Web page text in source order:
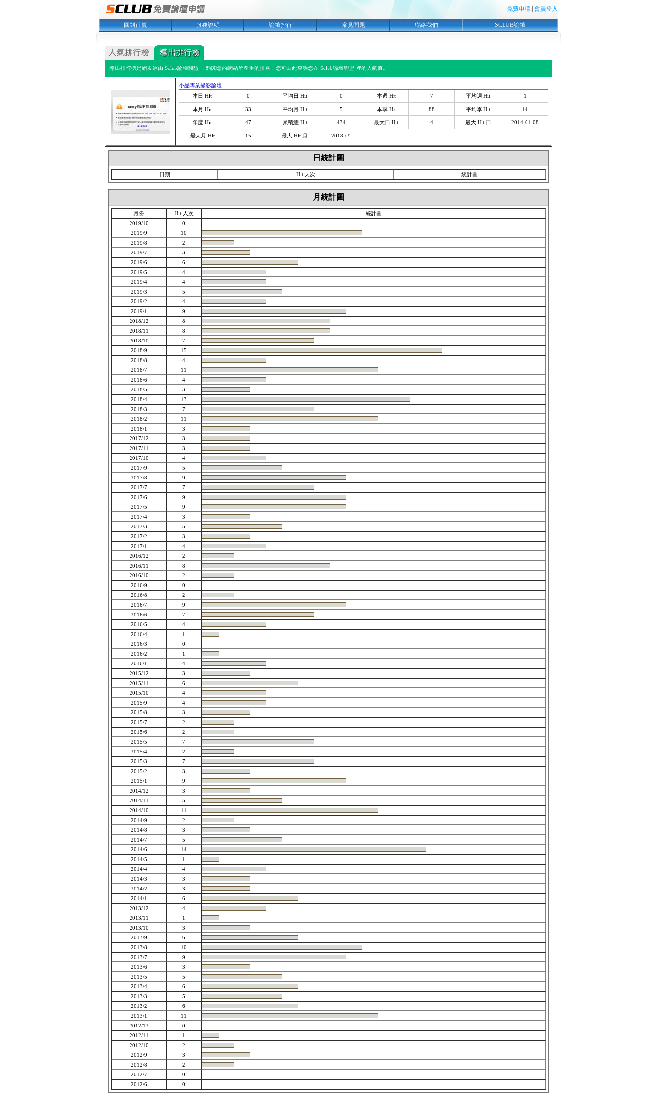
免費申請 會員登入
回到首頁 服務說明 論壇排行 常見問題 聯絡我們 SCLUB論壇
導出排行榜是網友經由 Sclub論壇聯盟 ，點閱您的網站所產生的排名；您可由此查詢您在 Sclub論壇聯盟 裡的人氣值。
小品專業攝影論壇
本日 Hit
0 平均日 Hit 0 本週 Hit 7 平均週 Hit 1
本月 Hit 33 平均月 Hit 5 本季 Hit 88 平均季 Hit 14
年度 Hit 47 累積總 Hit 434 最大日 Hit 4 最大 Hit 日 2014-01-08
最大月 Hit 15 最大 Hit 月 2018 / 9
日統計圖
日期 Hit 人次 統計圖
月統計圖
月份 Hit 人次
統計圖
2019/10
0
2019/9
10
2019/8
2
2019/7
3
2019/6
6
2019/5
4
2019/4
4
2019/3
5
2019/2
4
2019/1
9
2018/12
8
2018/11
8
2018/10
7
2018/9
15
2018/8
4
2018/7
11
2018/6
4
2018/5
3
2018/4
13
2018/3
7
2018/2
11
2018/1
3
2017/12
3
2017/11
3
2017/10
4
2017/9
5
2017/8
9
2017/7
7
2017/6
9
2017/5
9
2017/4
3
2017/3
5
2017/2
3
2017/1
4
2016/12
2
2016/11
8
2016/10
2
2016/9
0
2016/8
2
2016/7
9
2016/6
7
2016/5
4
2016/4
1
2016/3
0
2016/2
1
2016/1
4
2015/12
3
2015/11
6
2015/10
4
2015/9
4
2015/8
3
2015/7
2
2015/6
2
2015/5
7
2015/4
2
2015/3
7
2015/2
3
2015/1
9
2014/12
3
2014/11
5
2014/10
11
2014/9
2
2014/8
3
2014/7
5
2014/6
14
2014/5
1
2014/4
4
2014/3
3
2014/2
3
2014/1
6
2013/12
4
2013/11
1
2013/10
3
2013/9
6
2013/8
10
2013/7
9
2013/6
3
2013/5
5
2013/4
6
2013/3
5
2013/2
6
2013/1
11
2012/12
0
2012/11
1
2012/10
2
2012/9
3
2012/8
2
2012/7
0
2012/6
0